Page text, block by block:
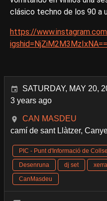
clásico techno de los 90 a
https://
igshid=NjZiM2M3MzIxNA==
SATURDAY, MAY 20,
3 years ago
CAN MASDEU
camí de sant Llàtzer,
PIC - Punt d'Informació de
Desenruna
dj set
CanMasdeu